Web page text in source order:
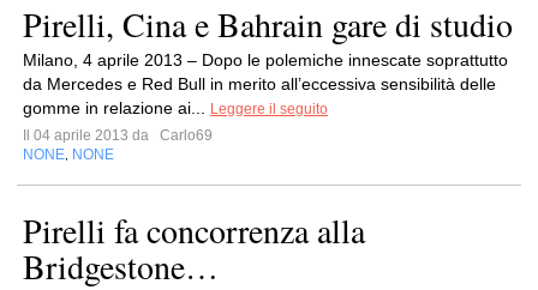
Pirelli, Cina e Bahrain gare di studio
Milano, 4 aprile 2013 – Dopo le polemiche innescate soprattutto
da Mercedes e Red Bull in merito all’eccessiva sensibilità delle
gomme in relazione ai...
Leggere il seguito
Il 04 aprile 2013 da
Carlo69
NONE NONE
Pirelli fa concorrenza alla
Bridgestone…